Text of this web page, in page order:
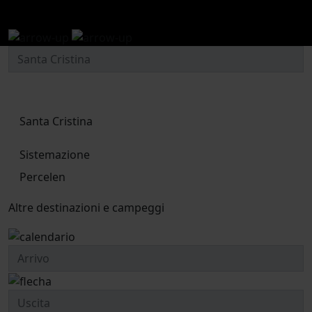
Santa Cristina
Sistemazione
Percelen
Altre destinazioni e campeggi